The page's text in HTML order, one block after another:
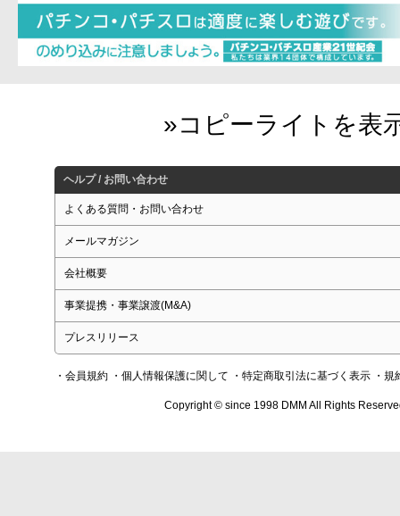
ヘルプ / お問い合わせ
よくある質問・お問い合わせ
メールマガジン
会社概要
事業提携・事業譲渡(M&A)
プレスリリース
・会員規約 ・個人情報保護に関して ・特定商取引法に基づく表示 ・規
Copyright © since 1998 DMM All Rights